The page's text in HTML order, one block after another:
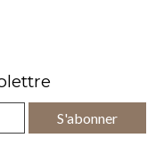
S'abonner